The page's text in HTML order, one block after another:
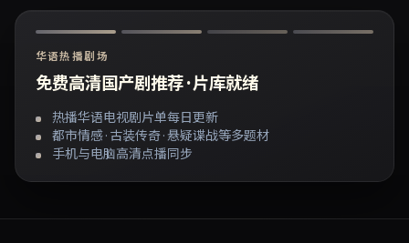
华语热播剧场
免费高清国产剧推荐 · 片库就绪
热播华语电视剧片单每日更新
都市情感 · 古装传奇 · 悬疑谍战等多题材
手机与电脑高清点播同步